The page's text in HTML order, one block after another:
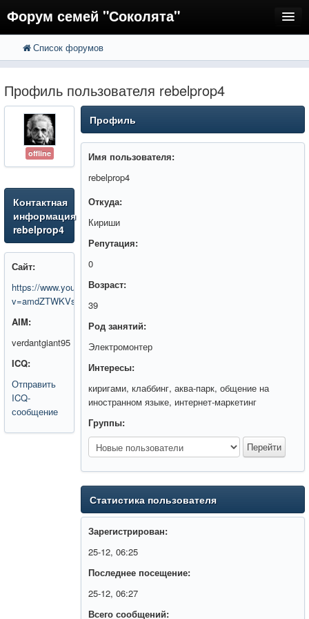
Форум семей "Соколята"
FAQ
Регистрация
Вход
Список форумов
Профиль пользователя rebelprop4
offline
Контактная
информация
rebelprop4
Сайт:
https://www.youtube.com/watch?
v=amdZTWKVsWE
AIM:
verdantgiant95
ICQ:
Отправить
ICQ-
сообщение
Профиль
Имя пользователя:
rebelprop4
Откуда:
Кириши
Репутация:
0
Возраст:
39
Род занятий:
Электромонтер
Интересы:
киригами, клаббинг, аква-парк, общение на
иностранном языке, интернет-маркетинг
Группы:
Статистика пользователя
Зарегистрирован:
25-12, 06:25
Последнее посещение:
25-12, 06:27
Всего сообщений: